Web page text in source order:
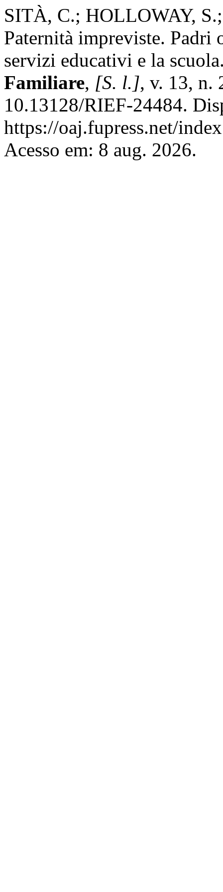
SITÀ, C.; HOLLOWAY,
Paternità impreviste. Padri
servizi educativi e la
Familiare, [S. l.], v. 13, n.
10.13128/RIEF-24484.
https://oaj.fupress.net/
Acesso em: 8 aug. 2026.